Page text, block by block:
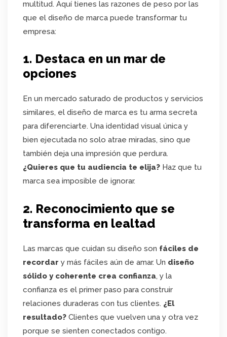
multitud. Aquí tienes las razones de peso por las
que el diseño de marca puede transformar tu
empresa:
1. Destaca en un mar de
opciones
En un mercado saturado de productos y servicios
similares, el diseño de marca es tu arma secreta
para diferenciarte. Una identidad visual única y
bien ejecutada no solo atrae miradas, sino que
también deja una impresión que perdura.
¿Quieres que tu audiencia te elija? Haz que tu
marca sea imposible de ignorar.
2. Reconocimiento que se
transforma en lealtad
Las marcas que cuidan su diseño son fáciles de
recordar y más fáciles aún de amar. Un diseño
sólido y coherente crea confianza, y la
confianza es el primer paso para construir
relaciones duraderas con tus clientes. ¿El
resultado? Clientes que vuelven una y otra vez
porque se sienten conectados contigo.